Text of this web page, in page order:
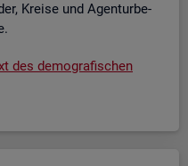
Krei­se und Agen­tur­be­
des de­mo­gra­fi­schen